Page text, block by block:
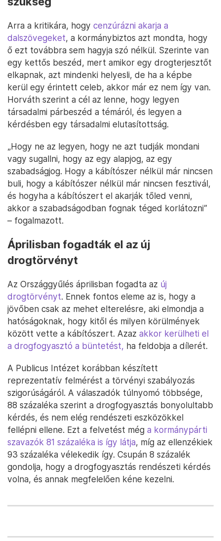
Arra a kritikára, hogy cenzúrázni akarja a
dalszövegeket, a kormánybiztos azt mondta, hogy
ő ezt továbbra sem hagyja szó nélkül. Szerinte van
egy kettős beszéd, mert amikor egy drogterjesztőt
elkapnak, azt mindenki helyesli, de ha a képbe
kerül egy érintett celeb, akkor már ez nem így van.
Horváth szerint a cél az lenne, hogy legyen
társadalmi párbeszéd a témáról, és legyen a
kérdésben egy társadalmi elutasítottság.
„Hogy ne az legyen, hogy ne azt tudják mondani
vagy sugallni, hogy az egy alapjog, az egy
szabadságjog. Hogy a kábítószer nélkül már nincsen
buli, hogy a kábítószer nélkül már nincsen fesztivál,
és hogyha a kábítószert el akarják tőled venni,
akkor a szabadságodban fognak téged korlátozni”
– fogalmazott.
Áprilisban fogadták el az új
drogtörvényt
Az Országgyűlés áprilisban fogadta az új
drogtörvényt. Ennek fontos eleme az is, hogy a
jövőben csak az mehet elterelésre, aki elmondja a
hatóságoknak, hogy kitől és milyen körülmények
között vette a kábítószert. Azaz akkor kerülheti el
a drogfogyasztó a büntetést, ha feldobja a dílerét.
A Publicus Intézet korábban készített
reprezentatív felmérést a törvényi szabályozás
szigorúságáról. A válaszadók túlnyomó többsége,
88 százaléka szerint a drogfogyasztás bonyolultabb
kérdés, és nem elég rendészeti eszközökkel
fellépni ellene. Ezt a felvetést még a kormánypárti
szavazók 81 százaléka is így látja, míg az ellenzékiek
93 százaléka vélekedik így. Csupán 8 százalék
gondolja, hogy a drogfogyasztás rendészeti kérdés
volna, és annak megfelelően kéne kezelni.